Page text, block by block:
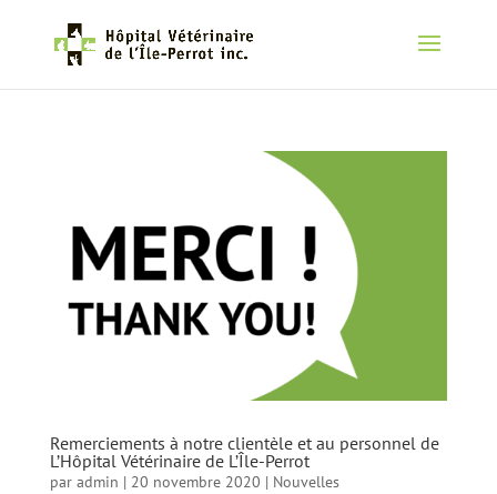
Remerciements à notre clientèle et au personnel de
L’Hôpital Vétérinaire de L’Île-Perrot
par admin | 20 novembre 2020 | Nouvelles